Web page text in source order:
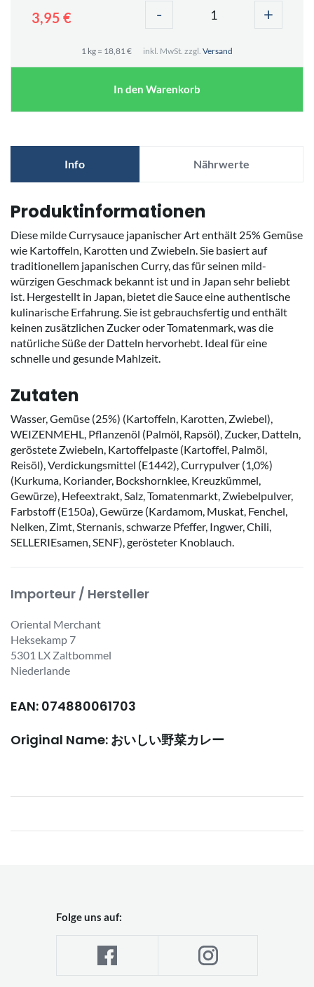
3,95 € - +
1 kg = 18,81 € inkl. MwSt. zzgl. Versand
In den Warenkorb
Info Nährwerte
Produktinformationen
Diese milde Currysauce japanischer Art enthält 25% Gemüse
wie Kartoffeln, Karotten und Zwiebeln. Sie basiert auf
traditionellem japanischen Curry, das für seinen mild-
würzigen Geschmack bekannt ist und in Japan sehr beliebt
ist. Hergestellt in Japan, bietet die Sauce eine authentische
kulinarische Erfahrung. Sie ist gebrauchsfertig und enthält
keinen zusätzlichen Zucker oder Tomatenmark, was die
natürliche Süße der Datteln hervorhebt. Ideal für eine
schnelle und gesunde Mahlzeit.
Zutaten
Wasser, Gemüse (25%) (Kartoffeln, Karotten, Zwiebel),
WEIZENMEHL, Pflanzenöl (Palmöl, Rapsöl), Zucker, Datteln,
geröstete Zwiebeln, Kartoffelpaste (Kartoffel, Palmöl,
Reisöl), Verdickungsmittel (E1442), Currypulver (1,0%)
(Kurkuma, Koriander, Bockshornklee, Kreuzkümmel,
Gewürze), Hefeextrakt, Salz, Tomatenmarkt, Zwiebelpulver,
Farbstoff (E150a), Gewürze (Kardamom, Muskat, Fenchel,
Nelken, Zimt, Sternanis, schwarze Pfeffer, Ingwer, Chili,
SELLERIEsamen, SENF), gerösteter Knoblauch.
Importeur / Hersteller
Oriental Merchant
Heksekamp 7
5301 LX Zaltbommel
Niederlande
EAN: 074880061703
Original Name: おいしい野菜カレー
Folge uns auf: